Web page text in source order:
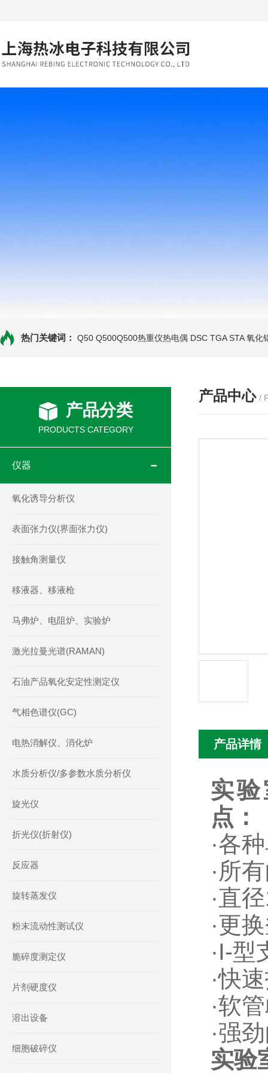
热门关键词： Q50 Q500Q500热重仪热电偶 DSC TGA STA 氧化
产品分类
PRODUCTS CATEGORY
仪器
氧化诱导分析仪
表面张力仪(界面张力仪)
接触角测量仪
移液器、移液枪
马弗炉、电阻炉、实验炉
激光拉曼光谱(RAMAN)
石油产品氧化安定性测定仪
气相色谱仪(GC)
电热消解仪、消化炉
水质分析仪/多参数水质分析仪
旋光仪
折光仪(折射仪)
反应器
旋转蒸发仪
粉末流动性测试仪
脆碎度测定仪
片剂硬度仪
溶出设备
细胞破碎仪
产品中心 /
产品详情
实
点：
·各
·所
·直
·更
·I-
·快
·软
·强
实验